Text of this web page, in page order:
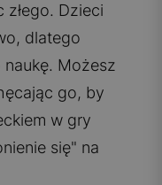
złego. Dzieci
dlatego
Możesz
go, by
w gry
się" na